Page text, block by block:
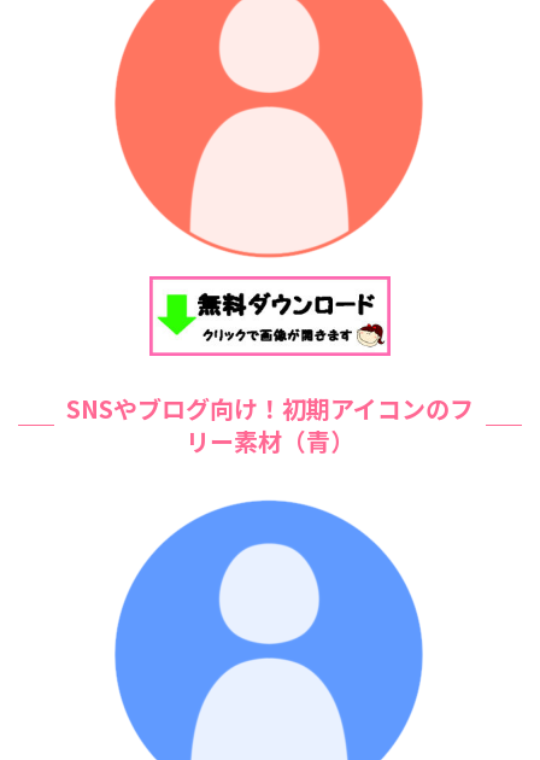
SNSやブログ向け！初期アイコンのフ
リー素材（青）